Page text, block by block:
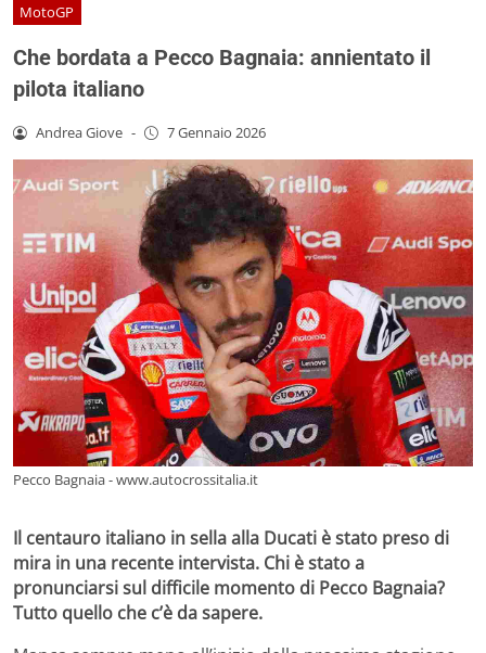
MotoGP
Che bordata a Pecco Bagnaia: annientato il
pilota italiano
Andrea Giove - 7 Gennaio 2026
Pecco Bagnaia - www.autocrossitalia.it
Il centauro italiano in sella alla Ducati è stato preso di
mira in una recente intervista. Chi è stato a
pronunciarsi sul difficile momento di Pecco Bagnaia?
Tutto quello che c’è da sapere.